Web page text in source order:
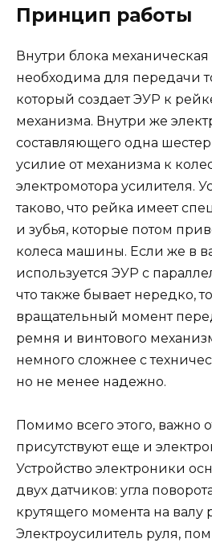
Принцип работы
Внутри блока
необходима для передачи
который создает ЭУР к
механизма. Внутри же
составляющего одна
усилие от механизма к
электромотора усилителя.
таково, что рейка имеет
и зубья, которые потом
колеса машины. Если же в
используется ЭУР с
что также бывает нередко,
вращательный момент
ремня и винтового
немного сложнее с
но не менее надежно.
Помимо всего этого, важно
присутствуют еще и
Устройство электроники
двух датчиков: угла
крутящего момента на валу
Электроусилитель руля,